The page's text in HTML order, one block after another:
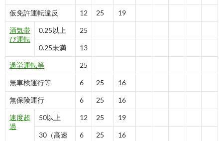
仮免許運転違反 12 25 19
酒気帯
び運転
0.25以上 25
0.25未満 13
過労運転等 25
無車検運行等 6 25 16
無保険運行 6 25 16
速度超
過
50以上 12 25 19
30（高速
6 25 16